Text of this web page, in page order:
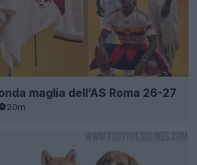
maglia dell’AS Roma 26-27
20m